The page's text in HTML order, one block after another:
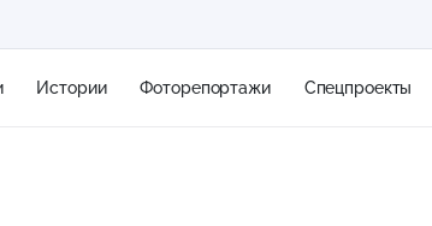
Истории Фоторепортажи Спецпроекты